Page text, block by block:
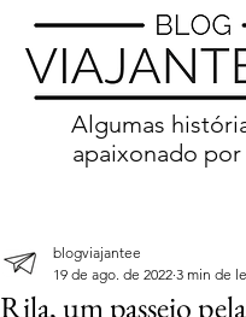
Algumas
apaixonado por
Rila, um passeio
blogviajantee
19 de ago. de 2022 3 min de